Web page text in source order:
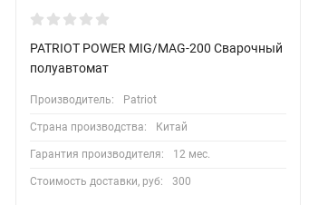
PATRIOT POWER MIG/MAG-200 Сварочный
полуавтомат
Производитель: Patriot
Страна производства: Китай
Гарантия производителя: 12 мес.
Стоимость доставки, руб: 300